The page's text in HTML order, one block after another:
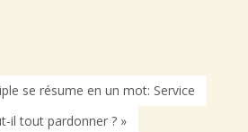
se résume en un mot: Service
il tout pardonner ? »